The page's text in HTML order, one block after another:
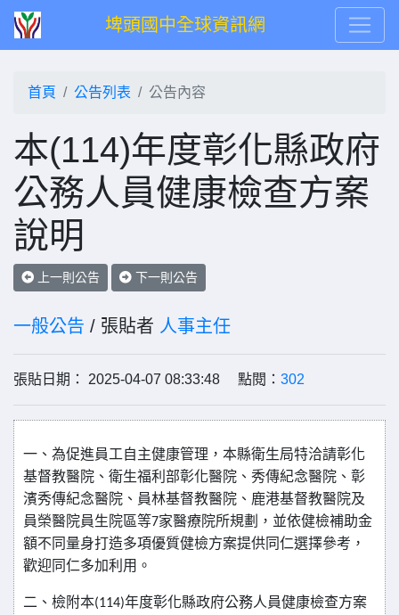
埤頭國中全球資訊網
首頁 公告列表 公告內容
本(114)年度彰化縣政府
公務人員健康檢查方案
說明
上一則公告 下一則公告
一般公告 / 張貼者 人事主任
張貼日期： 2025-04-07 08:33:48 點閱： 302
一、為促進員工自主健康管理，本縣衛生局特洽請彰化
基督教醫院、衛生福利部彰化醫院、秀傳紀念醫院、彰
濱秀傳紀念醫院、員林基督教醫院、鹿港基督教醫院及
員榮醫院員生院區等7家醫療院所規劃，並依健檢補助金
額不同量身打造多項優質健檢方案提供同仁選擇參考，
歡迎同仁多加利用。
二、檢附本(114)年度彰化縣政府公務人員健康檢查方案